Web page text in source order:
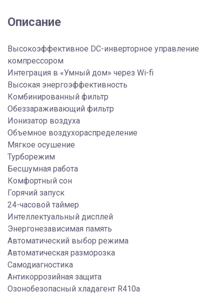
Описание
Высокоэффективное DC-инверторное управление
компрессором
Интеграция в «Умный дом» через Wi-fi
Высокая энергоэффективность
Комбинированный фильтр
Обеззараживающий фильтр
Ионизатор воздуха
Объемное воздухораспределение
Мягкое осушение
Турборежим
Бесшумная работа
Комфортный сон
Горячий запуск
24-часовой таймер
Интеллектуальный дисплей
Энергонезависимая память
Автоматический выбор режима
Автоматическая разморозка
Самодиагностика
Антикоррозийная защита
Озонобезопасный хладагент R410a